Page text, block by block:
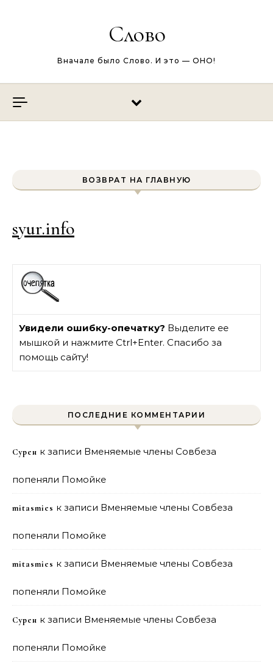
Слово
Вначале было Слово. И это — ОНО!
ВОЗВРАТ НА ГЛАВНУЮ
syur.info
Увидели ошибку-опечатку? Выделите ее
мышкой и нажмите Ctrl+Enter. Спасибо за
помощь сайту!
ПОСЛЕДНИЕ КОММЕНТАРИИ
Сурен к записи Вменяемые члены Совбеза
попеняли Помойке
mitasmies к записи Вменяемые члены Совбеза
попеняли Помойке
mitasmies к записи Вменяемые члены Совбеза
попеняли Помойке
Сурен к записи Вменяемые члены Совбеза
попеняли Помойке